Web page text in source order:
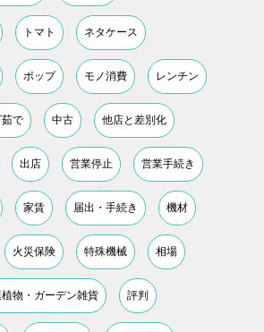
トマト ネタケース
ポップ モノ消費 レンチン
で 中古 他店と差別化
出店 営業停止 営業手続き
家賃 届出・手続き 機材
火災保険 特殊機械 相場
物・ガーデン雑貨 評判